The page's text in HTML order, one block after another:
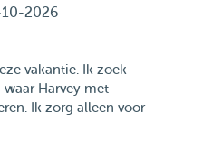
2026
vakantie. Ik zoek
Harvey met
Ik zorg alleen voor